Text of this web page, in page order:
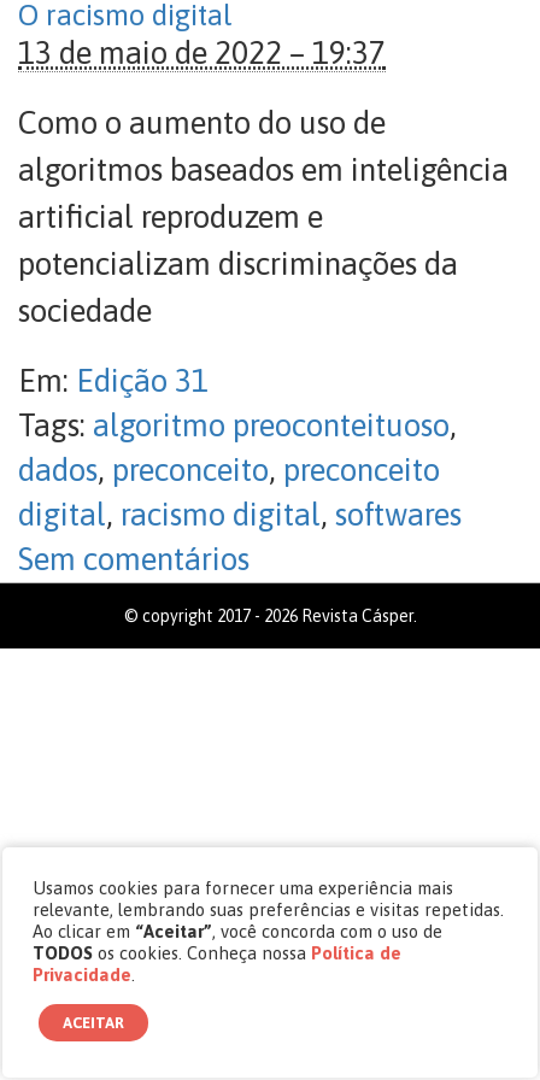
O racismo digital
13 de maio de 2022 – 19:37
Como o aumento do uso de
algoritmos baseados em inteligência
artificial reproduzem e
potencializam discriminações da
sociedade
Em: Edição 31
Tags: algoritmo preoconteituoso,
dados, preconceito, preconceito
digital, racismo digital, softwares
Sem comentários
© copyright 2017 - 2026 Revista Cásper.
Usamos cookies para fornecer uma experiência mais
relevante, lembrando suas preferências e visitas repetidas.
Ao clicar em “Aceitar”, você concorda com o uso de
TODOS os cookies. Conheça nossa Política de
Privacidade
ACEITAR